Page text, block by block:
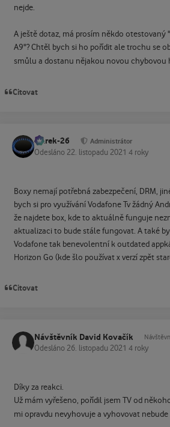
nejde.
A ještě dotaz, má prosím někdo otestovaný
A9"? Chtěl bych si ho pořídit ale trochu se
smůlu a dostanu nějakou novou chybovou
Citovat
Marek-26 Administrátor
Odesláno 22. listopadu 2021 4 roky
Boxy nemají potřebná zabezpečení, DRM,
bych si pro využívání Vodafone Tv žádný
že najdete box, kde to aktuálně funguje
aktualizaci to bude stále fungovat. A také
Vodafone tak benevolentní k outdated
Horizon Go (kde šlo používat x verzí zpět
Citovat
Návštěvník David Kovačík
Odesláno 26. listopadu 2021 4 roky
Díky za reakci.
Už mám vyřešeno, pořídil jsem TV od
mi opravdu nevyhovuje a vyhovovat nebude